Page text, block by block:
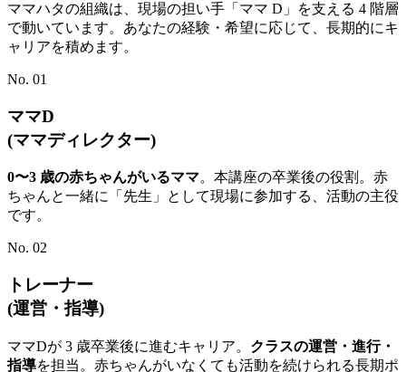
ママハタの組織は、現場の担い手「ママ D」を支える 4 階層
で動いています。あなたの経験・希望に応じて、長期的にキ
ャリアを積めます。
No. 01
ママD
(ママディレクター)
0〜3 歳の赤ちゃんがいるママ。本講座の卒業後の役割。赤
ちゃんと一緒に「先生」として現場に参加する、活動の主役
です。
No. 02
トレーナー
(運営・指導)
ママDが 3 歳卒業後に進むキャリア。 クラスの運営・進行・
指導を担当。赤ちゃんがいなくても活動を続けられる長期ポ